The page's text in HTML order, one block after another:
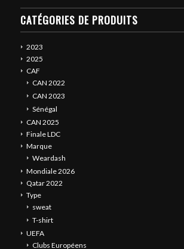
CATÉGORIES DE PRODUITS
2023
2025
CAF
CAN 2022
CAN 2023
Sénégal
CAN 2025
Finale LDC
Marque
Weardash
Mondiale 2026
Qatar 2022
Type
sweat
T-shirt
UEFA
Clubs Européens